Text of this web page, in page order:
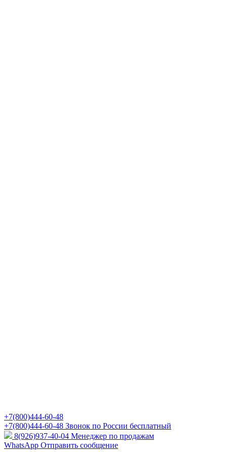
+7(800)444-60-48
+7(800)444-60-48 Звонок по России бесплатный
8(926)937-40-04 Менеджер по продажам
WhatsApp Отправить сообщение